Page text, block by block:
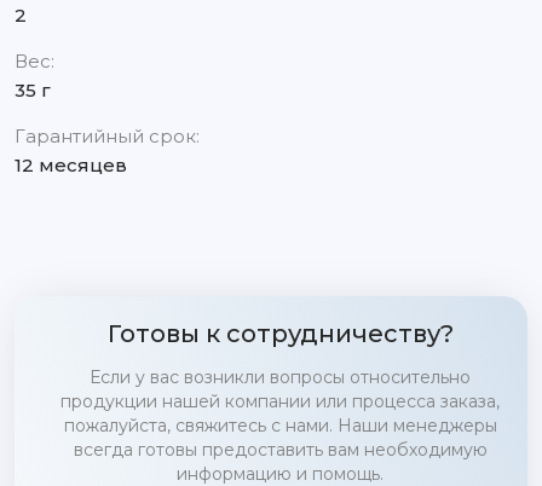
2
Вес:
35 г
Гарантийный срок:
12 месяцев
Готовы к сотрудничеству?
Если у вас возникли вопросы относительно
продукции нашей компании или процесса заказа,
пожалуйста, свяжитесь с нами. Наши менеджеры
всегда готовы предоставить вам необходимую
информацию и помощь.